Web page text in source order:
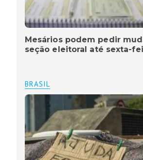
Mesários podem pedir
seção eleitoral até sexta-
BRASIL